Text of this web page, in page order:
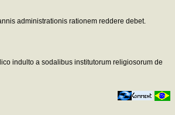
administrationis rationem reddere debet.
indulto a sodalibus institutorum religiosorum de